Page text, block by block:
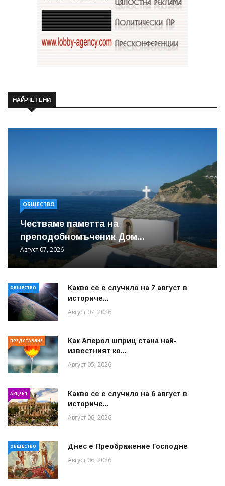
НАЙ-ЧЕТЕНИ
ОБЩЕСТВО
Честваме паметта на
преподобномъченик Дом...
Август 07, 2026
ОБЩЕСТВО
Какво се е случило на 7 август в
историче...
Август 07, 2026
ПРЕДСТАВЯНЕ
Как Аперол шприц стана най-
известният ко...
Август 05, 2026
АКЦЕНТ
Какво се е случило на 6 август в
историче...
Август 06, 2026
ОБЩЕСТВО Днес е Преображение Господне
Август 06, 2026